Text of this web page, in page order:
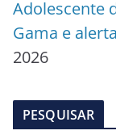
Adolescente
Gama e
2026
PESQUISAR